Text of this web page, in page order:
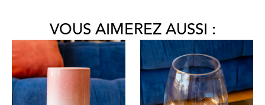
VOUS AIMEREZ AUSSI :